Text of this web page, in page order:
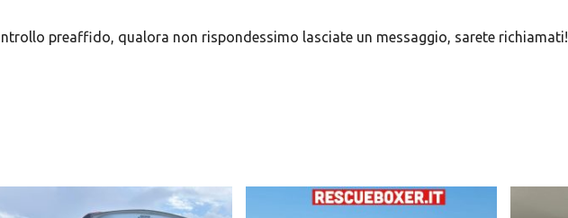
preaffido, qualora non rispondessimo lasciate un messaggio, sarete richiamati!